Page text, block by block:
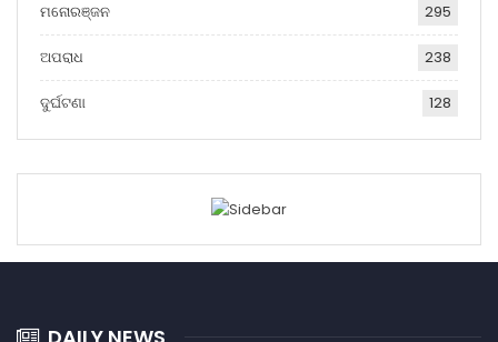
ମନୋରଞ୍ଜନ 295
ଅପରାଧ 238
ଦୁର୍ଘଟଣା 128